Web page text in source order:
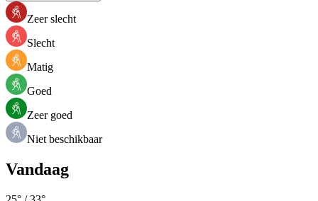
Zeer slecht
Slecht
Matig
Goed
Zeer goed
Niet beschikbaar
Vandaag